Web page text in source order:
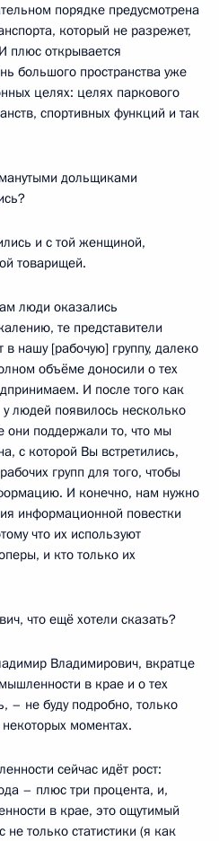
порядке предусмотрена
который не разрежет,
плюс открывается
большого пространства уже
целях: целях паркового
спортивных функций и так
дольщиками
и с той женщиной,
товарищей.
люди оказались
те представители
нашу [рабочую] группу, далеко
объёме доносили о тех
И после того как
людей появилось несколько
они поддержали то, что мы
с которой Вы встретились,
групп для того, чтобы
И конечно, нам нужно
информационной повестки
что их используют
и кто только их
что ещё хотели сказать?
Владимирович, вкратце
в крае и о тех
– не буду подробно, только
моментах.
сейчас идёт рост:
– плюс три процента, и,
в крае, это ощутимый
не только статистики (я как